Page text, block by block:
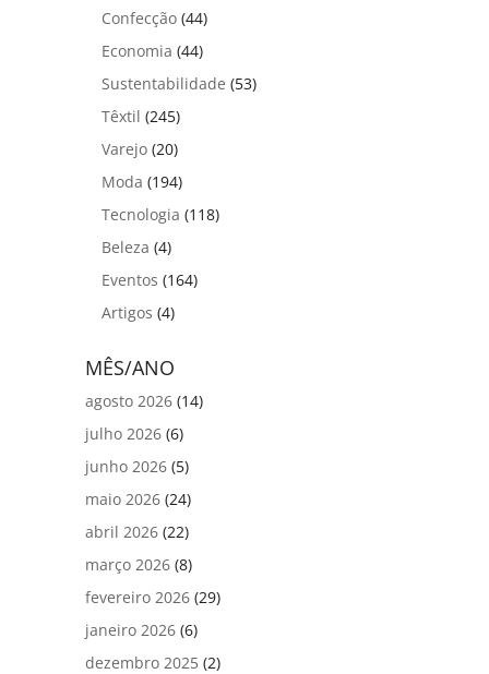
Confecção (44)
Economia (44)
Sustentabilidade (53)
Têxtil (245)
Varejo (20)
Moda (194)
Tecnologia (118)
Beleza (4)
Eventos (164)
Artigos (4)
MÊS/ANO
agosto 2026 (14)
julho 2026 (6)
junho 2026 (5)
maio 2026 (24)
abril 2026 (22)
março 2026 (8)
fevereiro 2026 (29)
janeiro 2026 (6)
dezembro 2025 (2)